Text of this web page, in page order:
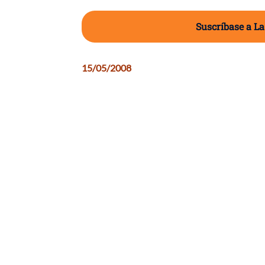
Suscríbase a
15/05/2008